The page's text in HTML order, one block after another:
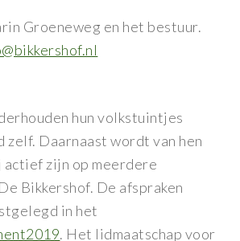
Groeneweg en het bestuur.
hun volkstuintjes
zelf. Daarnaast wordt van hen
zijn op meerdere
Bikkershof. De afspraken
in het
. Het lidmaatschap voor